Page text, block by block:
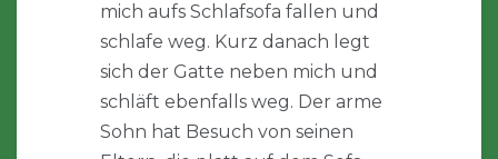
mich aufs Schlafsofa fallen und
schlafe weg. Kurz danach legt
sich der Gatte neben mich und
schläft ebenfalls weg. Der arme
Sohn hat Besuch von seinen